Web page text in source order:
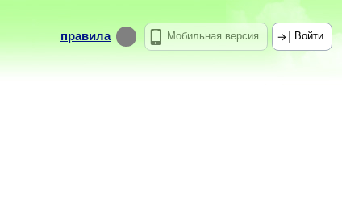
Мобильная версия
правила Войти